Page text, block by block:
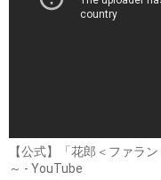
【公式】「花郎＜ファラ
～ - YouTube